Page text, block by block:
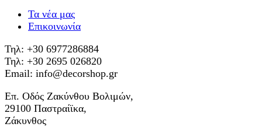
Τα νέα μας
Επικοινωνία
Τηλ: +30 6977286884
Τηλ: +30 2695 026820
Email: info@decorshop.gr
Επ. Οδός Ζακύνθου Βολιμών,
29100 Παστραίϊκα,
Ζάκυνθος